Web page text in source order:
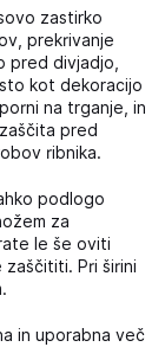
zastirko
prekrivanje
pred divjadjo,
kot dekoracijo
na trganje, in
pred
ribnika.
podlogo
za
le še oviti
Pri širini
in uporabna več